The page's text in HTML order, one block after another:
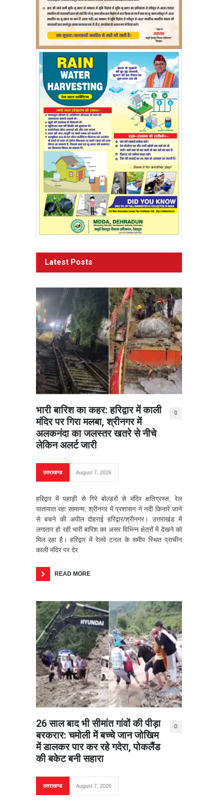
Latest Posts
भारी बारिश का कहर: हरिद्वार में काली
मंदिर पर गिरा मलबा, श्रीनगर में
अलकनंदा का जलस्तर खतरे से नीचे
लेकिन अलर्ट जारी
0
उत्तराखण्ड August 7, 2026
हरिद्वार में पहाड़ी से गिरे बोल्डरों से मंदिर क्षतिग्रस्त, रेल
यातायात रहा सामान्य; श्रीनगर में प्रशासन ने नदी किनारे जाने
से बचने की अपील दोहराई हरिद्वार/श्रीनगर। उत्तराखंड में
लगातार हो रही भारी बारिश का असर विभिन्न क्षेत्रों में देखने को
मिल रहा है। हरिद्वार में रेलवे टनल के समीप स्थित प्राचीन
काली मंदिर पर देर
READ MORE
26 साल बाद भी सीमांत गांवों की पीड़ा
बरकरार: चमोली में बच्चे जान जोखिम
में डालकर पार कर रहे गदेरा, पोकलैंड
की बकेट बनी सहारा
0
उत्तराखण्ड August 7, 2026